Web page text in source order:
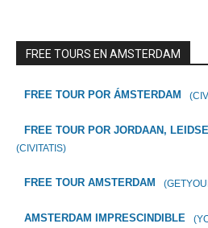
FREE TOURS EN AMSTERDAM
FREE TOUR POR ÁMSTERDAM
FREE TOUR POR JORDAAN,
(CIVITATIS)
FREE TOUR AMSTERDAM
AMSTERDAM IMPRESCINDIBLE